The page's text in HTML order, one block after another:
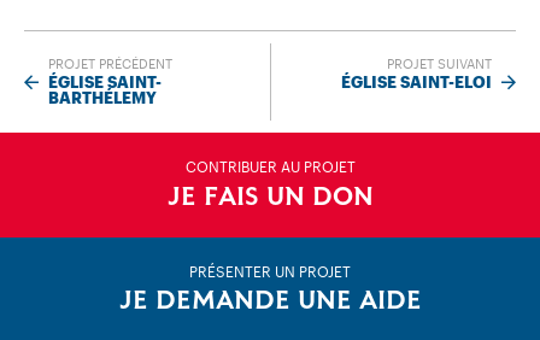
PROJET PRÉCÉDENT
ÉGLISE SAINT-
BARTHÉLEMY
PROJET SUIVANT
ÉGLISE SAINT-ELOI
CONTRIBUER AU PROJET
JE FAIS UN DON
PRÉSENTER UN PROJET
JE DEMANDE UNE AIDE